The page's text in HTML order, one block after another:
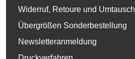
Widerruf, Retoure und Umtausch
Übergrößen Sonderbestellung
Newsletteranmeldung